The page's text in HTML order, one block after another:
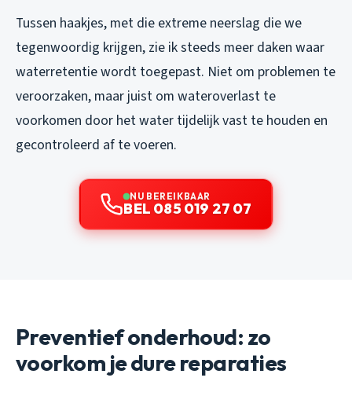
Tussen haakjes, met die extreme neerslag die we
tegenwoordig krijgen, zie ik steeds meer daken waar
waterretentie wordt toegepast. Niet om problemen te
veroorzaken, maar juist om wateroverlast te
voorkomen door het water tijdelijk vast te houden en
gecontroleerd af te voeren.
NU BEREIKBAAR
BEL 085 019 27 07
Preventief onderhoud: zo
voorkom je dure reparaties